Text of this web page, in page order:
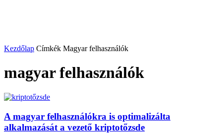
Kezdőlap Címkék Magyar felhasználók
magyar felhasználók
A magyar felhasználókra is optimalizálta
alkalmazását a vezető kriptotőzsde